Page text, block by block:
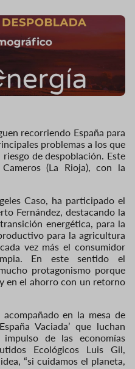
recorriendo España para
problemas a los que
de despoblación. Este
(La Rioja), con la
Caso, ha participado el
Fernández, destacando la
energética, para la
para la agricultura
vez más el consumidor
En este sentido el
protagonismo porque
en el ahorro con un retorno
en la mesa de
Vaciada’ que luchan
de las economías
Ecológicos Luis Gil,
“si cuidamos el planeta,